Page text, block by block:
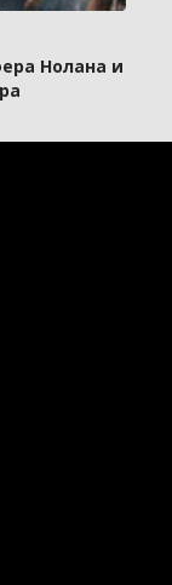
Нолана и